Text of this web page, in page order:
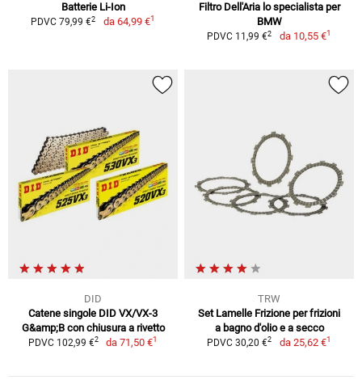
Batterie Li-Ion
PDVC 79,99 €2 da 64,99 €1
Filtro Dell'Aria lo specialista per
BMW
PDVC 11,99 €2 da 10,55 €1
DID
Catene singole DID VX/VX-3
G&amp;B con chiusura a rivetto
PDVC 102,99 €2 da71,50 €1
TRW
Set Lamelle Frizione per frizioni
a bagno d'olio e a secco
PDVC 30,20 €2 da 25,62 €1